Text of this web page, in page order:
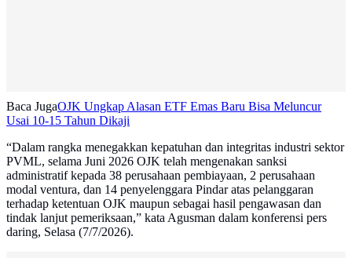
Baca JugaOJK Ungkap Alasan ETF Emas Baru Bisa Meluncur
Usai 10-15 Tahun Dikaji
“Dalam rangka menegakkan kepatuhan dan integritas industri sektor
PVML, selama Juni 2026 OJK telah mengenakan sanksi
administratif kepada 38 perusahaan pembiayaan, 2 perusahaan
modal ventura, dan 14 penyelenggara Pindar atas pelanggaran
terhadap ketentuan OJK maupun sebagai hasil pengawasan dan
tindak lanjut pemeriksaan,” kata Agusman dalam konferensi pers
daring, Selasa (7/7/2026).